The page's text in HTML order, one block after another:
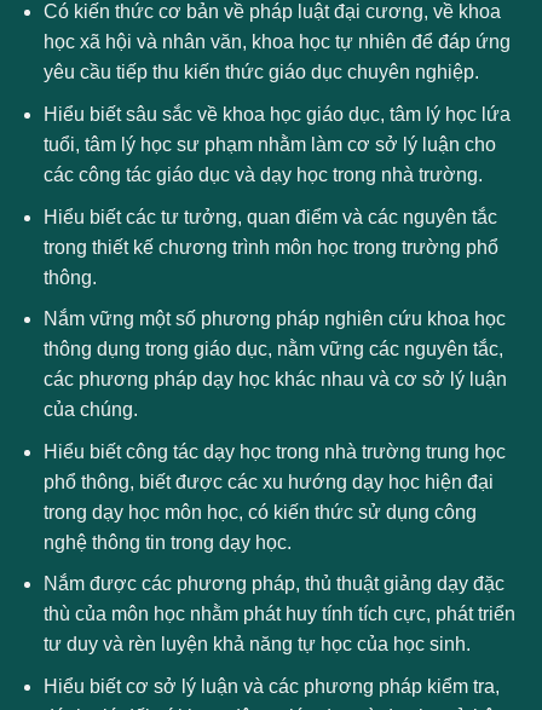
Có kiến thức cơ bản về pháp luật đại cương, về khoa
học xã hội và nhân văn, khoa học tự nhiên để đáp ứng
yêu cầu tiếp thu kiến thức giáo dục chuyên nghiệp.
Hiểu biết sâu sắc về khoa học giáo dục, tâm lý học lứa
tuổi, tâm lý học sư phạm nhằm làm cơ sở lý luận cho
các công tác giáo dục và dạy học trong nhà trường.
Hiểu biết các tư tưởng, quan điểm và các nguyên tắc
trong thiết kế chương trình môn học trong trường phổ
thông.
Nắm vững một số phương pháp nghiên cứu khoa học
thông dụng trong giáo dục, nằm vững các nguyên tắc,
các phương pháp dạy học khác nhau và cơ sở lý luận
của chúng.
Hiểu biết công tác dạy học trong nhà trường trung học
phổ thông, biết được các xu hướng dạy học hiện đại
trong dạy học môn học, có kiến thức sử dụng công
nghệ thông tin trong dạy học.
Nắm được các phương pháp, thủ thuật giảng dạy đặc
thù của môn học nhằm phát huy tính tích cực, phát triển
tư duy và rèn luyện khả năng tự học của học sinh.
Hiểu biết cơ sở lý luận và các phương pháp kiểm tra,